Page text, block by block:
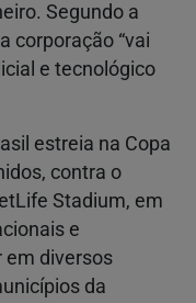
Segundo a
corporação “vai
e tecnológico
estreia na Copa
contra o
Stadium, em
e
em diversos
da